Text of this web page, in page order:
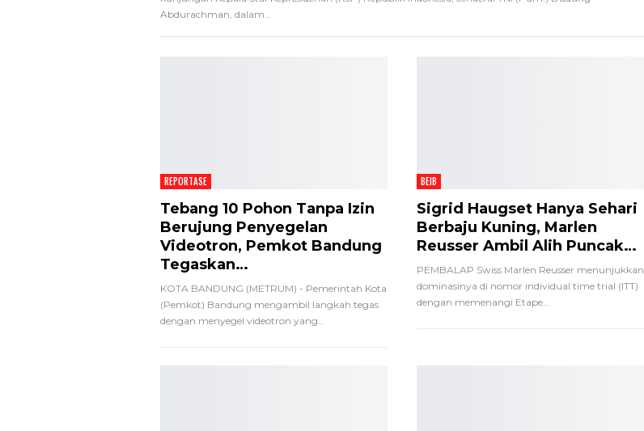
Abdurachman, dalam…
REPORTASE
Tebang 10 Pohon Tanpa Izin
Berujung Penyegelan
Videotron, Pemkot Bandung
Tegaskan…
KOTA BANDUNG (METRUM) - Pemerintah Kota
(Pemkot) Bandung mengambil langkah tegas
dengan menyegel videotron yang
BEIB
Sigrid Haugset Hanya Sehari
Berbaju Kuning, Marlen
Reusser Ambil Alih Puncak…
PEMBALAP Swiss Marlen Reusser menunjukkan
dominasinya di nomor individual time trial (ITT)
dengan memenangi Etape